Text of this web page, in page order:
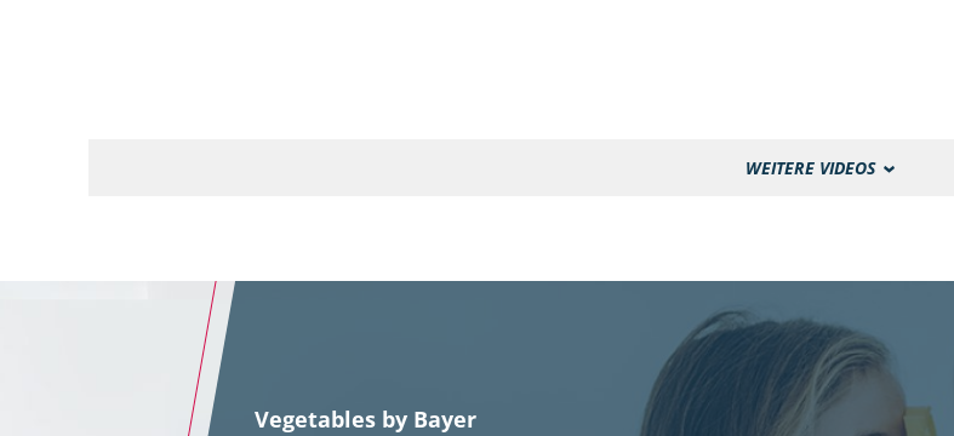
WEITERE VIDEOS
Vegetables by Bayer